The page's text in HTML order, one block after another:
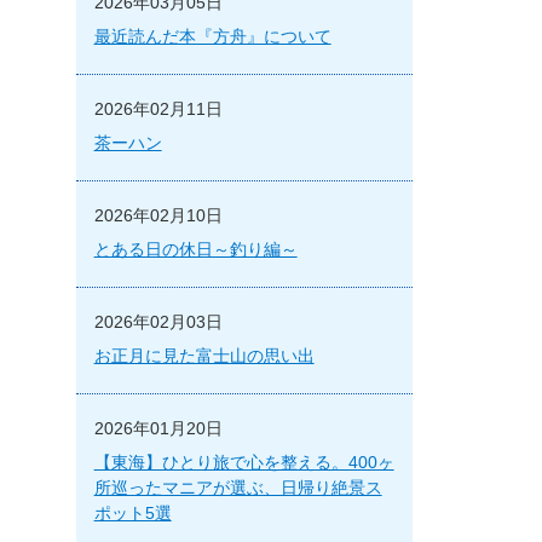
最近読んだ本『方舟』について
2026年02月11日
茶ーハン
2026年02月10日
とある日の休日～釣り編～
2026年02月03日
お正月に見た富士山の思い出
2026年01月20日
【東海】ひとり旅で心を整える。400ヶ
所巡ったマニアが選ぶ、日帰り絶景ス
ポット5選